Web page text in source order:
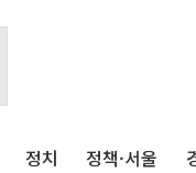
정치 정책·서울